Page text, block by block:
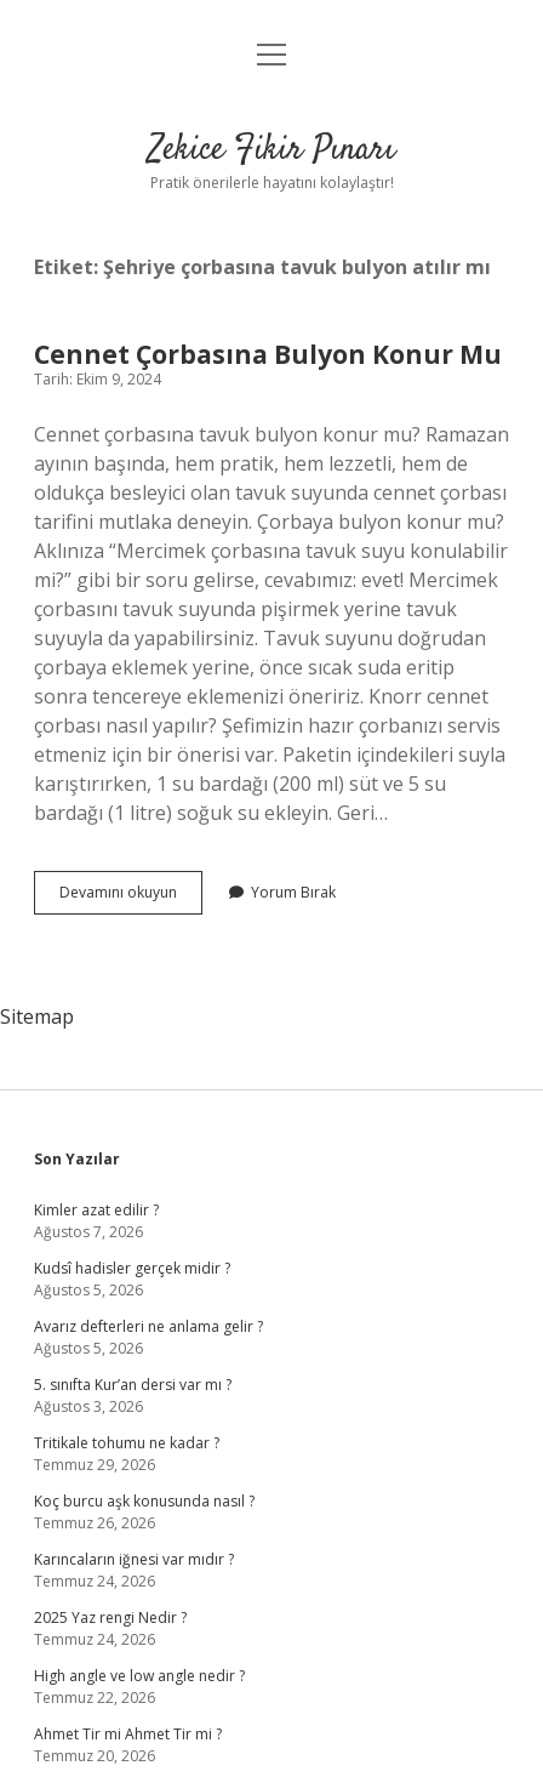
Anasayfa
Yasal Uyarı
menüyü
Zekice Fikir Pınarı
Pratik önerilerle hayatını kolaylaştır!
Etiket:Şehriye çorbasına tavuk bulyon atılır mı
Cennet Çorbasına Bulyon Konur Mu
Tarih: Ekim 9, 2024
Cennet çorbasına tavuk bulyon konur mu? Ramazan
ayının başında, hem pratik, hem lezzetli, hem de
oldukça besleyici olan tavuk suyunda cennet çorbası
tarifini mutlaka deneyin. Çorbaya bulyon konur mu?
Aklınıza “Mercimek çorbasına tavuk suyu konulabilir
mi?” gibi bir soru gelirse, cevabımız: evet! Mercimek
çorbasını tavuk suyunda pişirmek yerine tavuk
suyuyla da yapabilirsiniz. Tavuk suyunu doğrudan
çorbaya eklemek yerine, önce sıcak suda eritip
sonra tencereye eklemenizi öneririz. Knorr cennet
çorbası nasıl yapılır? Şefimizin hazır çorbanızı servis
etmeniz için bir önerisi var. Paketin içindekileri suyla
karıştırırken, 1 su bardağı (200 ml) süt ve 5 su
bardağı (1 litre) soğuk su ekleyin. Geri…
Devamını okuyun
Çorbasına
Yorum Bırak
Sitemap
Sidebar
Son Yazılar
Kimler azat edilir ?
Ağustos 7, 2026
Kudsî hadisler gerçek midir ?
Ağustos 5, 2026
Avarız defterleri ne anlama gelir ?
Ağustos 5, 2026
5. sınıfta Kur’an dersi var mı ?
Ağustos 3, 2026
Tritikale tohumu ne kadar ?
Temmuz 29, 2026
Koç burcu aşk konusunda nasıl ?
Temmuz 26, 2026
Karıncaların iğnesi var mıdır ?
Temmuz 24, 2026
2025 Yaz rengi Nedir ?
Temmuz 24, 2026
High angle ve low angle nedir ?
Temmuz 22, 2026
Ahmet Tir mi Ahmet Tir mi ?
Temmuz 20, 2026